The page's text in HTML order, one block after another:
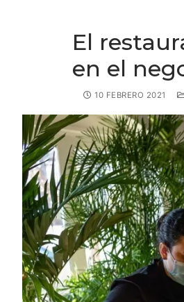
El
en el
10 FEBRERO 2021